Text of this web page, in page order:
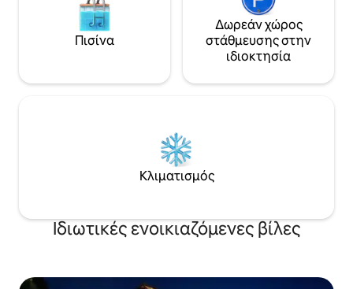
Πισίνα
Δωρεάν χώρος
στάθμευσης στην
ιδιοκτησία
Κλιματισμός
Ιδιωτικές ενοικιαζόμενες βίλες